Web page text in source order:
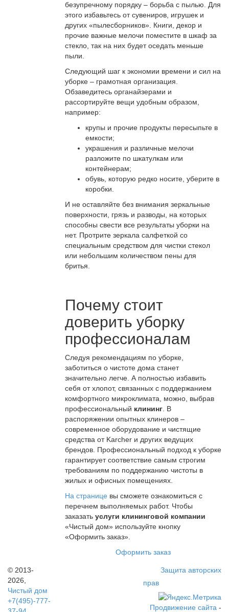
безупречному порядку – борьба с пылью. Для
этого избавьтесь от сувениров, игрушек и
других «пылесборников». Книги, декор и
прочие важные мелочи поместите в шкаф за
стекло, так на них будет оседать меньше
пыли.
Следующий шаг к экономии времени и сил на
уборке – грамотная организация.
Обзаведитесь органайзерами и
рассортируйте вещи удобным образом,
например:
крупы и прочие продукты пересыпьте в
емкости;
украшения и различные мелочи
разложите по шкатулкам или
контейнерам;
обувь, которую редко носите, уберите в
коробки.
И не оставляйте без внимания зеркальные
поверхности, грязь и разводы, на которых
способны свести все результаты уборки на
нет. Протрите зеркала салфеткой со
специальным средством для чистки стекол
или небольшим количеством пены для
бритья.
Почему стоит
доверить уборку
профессионалам
Следуя рекомендациям по уборке,
заботиться о чистоте дома станет
значительно легче. А полностью избавить
себя от хлопот, связанных с поддержанием
комфортного микроклимата, можно, выбрав
профессиональный клининг. В
распоряжении опытных клинеров –
современное оборудование и чистящие
средства от Karcher и других ведущих
брендов. Профессиональный подход к уборке
гарантирует соответствие самым строгим
требованиям по поддержанию чистоты в
жилых и офисных помещениях.
На странице вы сможете ознакомиться с
перечнем выполняемых работ. Чтобы
заказать услуги клининговой компании
«Чистый дом» используйте кнопку
«Оформить заказ».
Оформить заказ
© 2013-
2026,
Чистый дом
+7(495)-777-
Защита авторских
прав
Продвижение сайта -